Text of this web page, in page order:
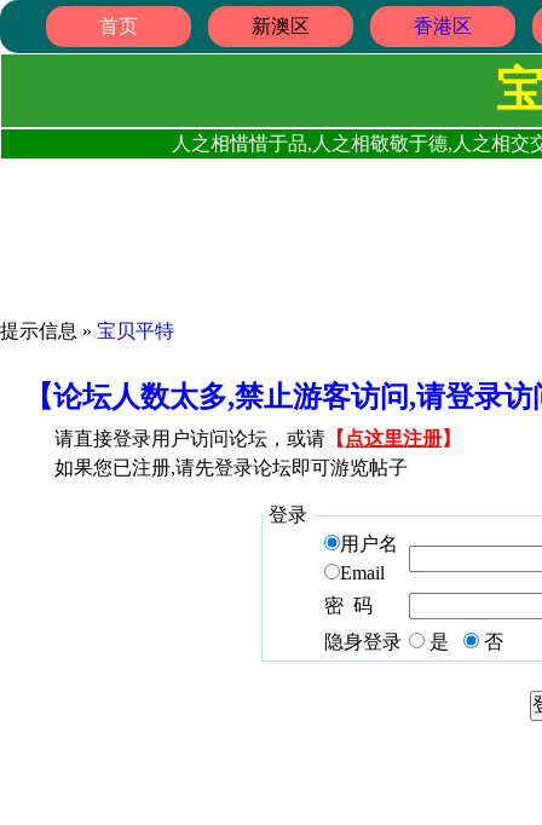
首页 新澳区 香港区
人之相惜惜于品,人之相敬敬于德,人之相
提示信息 » 宝贝平特
【论坛人数太多,禁止游客访问,请登录
请直接登录用户访问论坛，或请 【 点这里注册】
如果您已注册,请先登录论坛即可游览帖子
登录
用户名
Email
密 码
隐身登录
是 否